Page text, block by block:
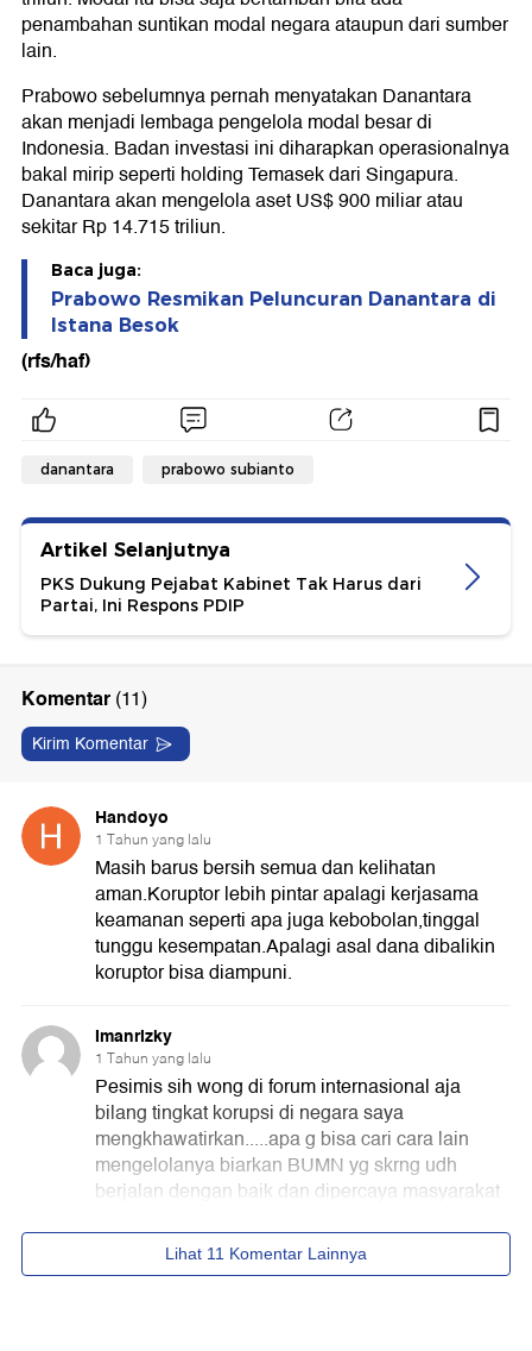
penambahan suntikan modal negara ataupun dari sumber
lain.
Prabowo sebelumnya pernah menyatakan Danantara
akan menjadi lembaga pengelola modal besar di
Indonesia. Badan investasi ini diharapkan operasionalnya
bakal mirip seperti holding Temasek dari Singapura.
Danantara akan mengelola aset US$ 900 miliar atau
sekitar Rp 14.715 triliun.
Baca juga:
Prabowo Resmikan Peluncuran Danantara di
Istana Besok
(rfs/haf)
danantara prabowo subianto
Artikel Selanjutnya
PKS Dukung Pejabat Kabinet Tak Harus dari
Partai, Ini Respons PDIP